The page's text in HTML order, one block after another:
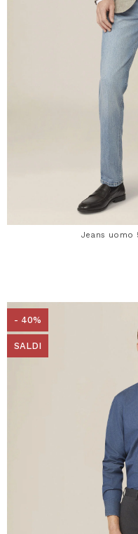
Jeans uomo
- 40%
SALDI